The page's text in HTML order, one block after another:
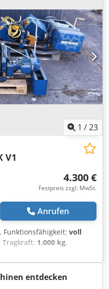
1 /23
V1
4.300 €
Festpreis zzgl. MwSt.
Anrufen
, Funktionsfähigkeit: voll
Tragkraft: 1.000 kg,
DEMAG DKUN10-
5m Baujahr 2006
komplett sehr guter
auf Lager Crsdpfx
entdecken